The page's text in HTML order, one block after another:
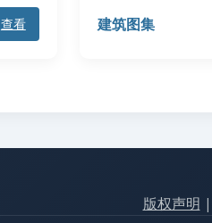
查看 建筑图集
版权声明 |